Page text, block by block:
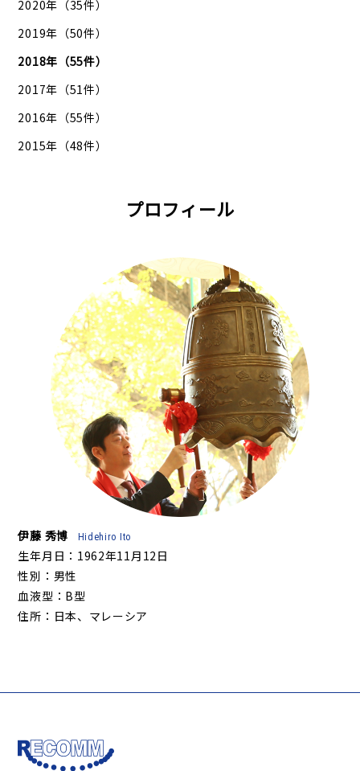
2020年（35件）
2019年（50件）
2018年（55件）
2017年（51件）
2016年（55件）
2015年（48件）
プロフィール
伊藤 秀博 Hidehiro Ito
生年月日：1962年11月12日
性別：男性
血液型：B型
住所：日本、マレーシア